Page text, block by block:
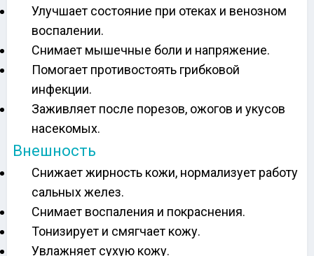
Улучшает состояние при отеках и венозном
воспалении.
Снимает мышечные боли и напряжение.
Помогает противостоять грибковой
инфекции.
Заживляет после порезов, ожогов и укусов
насекомых.
Внешность
Снижает жирность кожи, нормализует работу
сальных желез.
Снимает воспаления и покраснения.
Тонизирует и смягчает кожу.
Увлажняет сухую кожу.